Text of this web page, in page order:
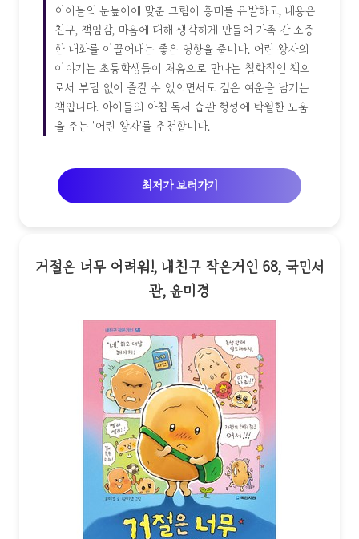
아이들의 눈높이에 맞춘 그림이 흥미를 유발하고, 내용은
친구, 책임감, 마음에 대해 생각하게 만들어 가족 간 소중
한 대화를 이끌어내는 좋은 영향을 줍니다. 어린 왕자의
이야기는 초등학생들이 처음으로 만나는 철학적인 책으
로서 부담 없이 즐길 수 있으면서도 깊은 여운을 남기는
책입니다. 아이들의 아침 독서 습관 형성에 탁월한 도움
을 주는 '어린 왕자'를 추천합니다.
최저가 보러가기
거절은 너무 어려워!, 내친구 작은거인 68, 국민서
관, 윤미경